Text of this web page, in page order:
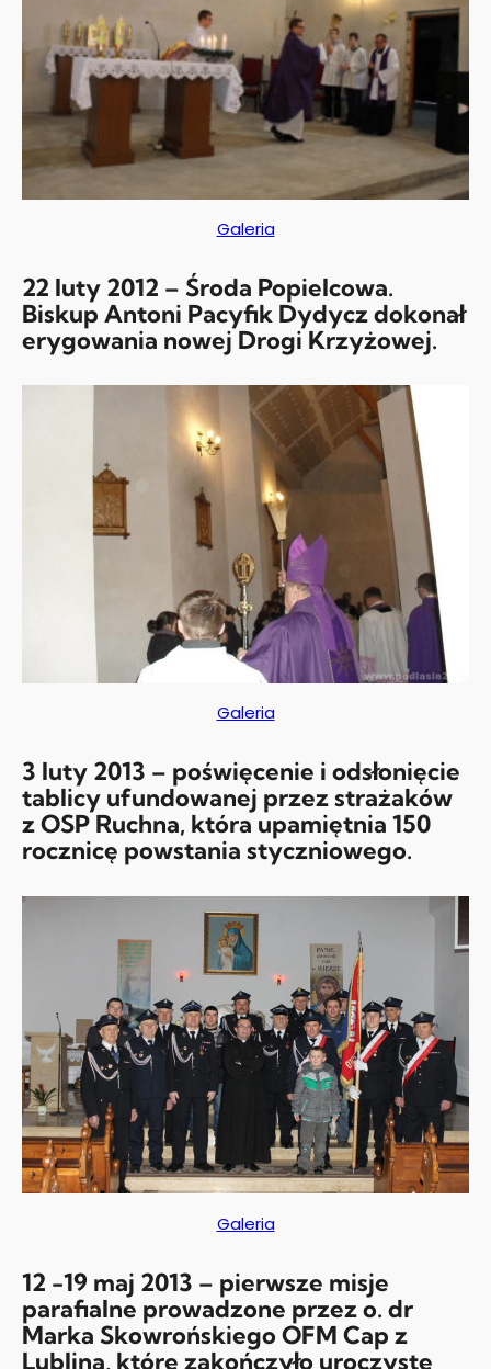
Galeria
22 luty 2012 – Środa Popielcowa.
Biskup Antoni Pacyfik Dydycz dokonał
erygowania nowej Drogi Krzyżowej.
Galeria
3 luty 2013 – poświęcenie i odsłonięcie
tablicy ufundowanej przez strażaków
z OSP Ruchna, która upamiętnia 150
rocznicę powstania styczniowego.
Galeria
12 -19 maj 2013 – pierwsze misje
parafialne prowadzone przez o. dr
Marka Skowrońskiego OFM Cap z
Lublina, które zakończyło uroczyste